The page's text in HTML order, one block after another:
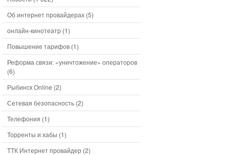
Об интернет провайдерах (5)
онлайн-кинотеатр (1)
Повышение тарифов (1)
Реформа связи: «уничтожение» операторов
(6)
Рыбинск Online (2)
Сетевая безопасность (2)
Телефония (1)
Торренты и хабы (1)
ТТК Интернет провайдер (2)